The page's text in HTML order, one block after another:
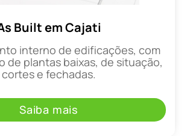
Built em Cajati
interno de edificações, com
de plantas baixas, de situação,
cortes e fechadas.
Saiba mais